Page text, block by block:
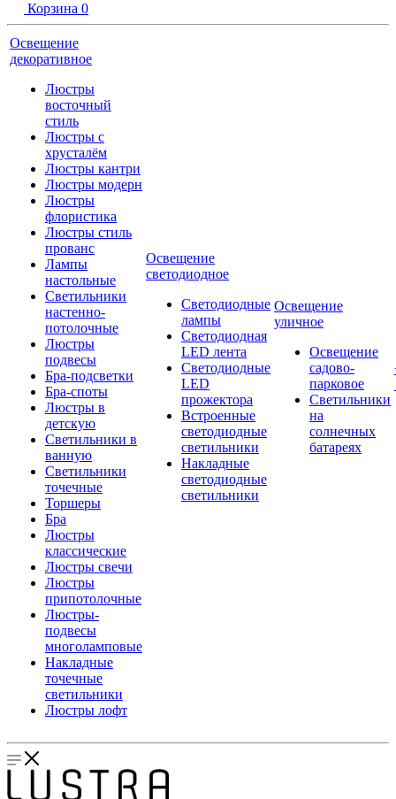
Корзина 0
Освещение
декоративное
Люстры
восточный
стиль
Люстры с
хрусталём
Люстры кантри
Люстры модерн
Люстры
флористика
Люстры стиль
прованс
Лампы
настольные
Светильники
настенно-
потолочные
Люстры
подвесы
Бра-подсветки
Бра-споты
Люстры в
детскую
Светильники в
ванную
Светильники
точечные
Торшеры
Бра
Люстры
классические
Люстры свечи
Люстры
припотолочные
Люстры-
подвесы
многоламповые
Накладные
точечные
светильники
Люстры лофт
Освещение
светодиодное
Светодиодные
лампы
Светодиодная
LED лента
Светодиодные
LED
прожектора
Встроенные
светодиодные
светильники
Накладные
светодиодные
светильники
Освещение
уличное
Освещение
садово-
парковое
Светильники
на
солнечных
батареях